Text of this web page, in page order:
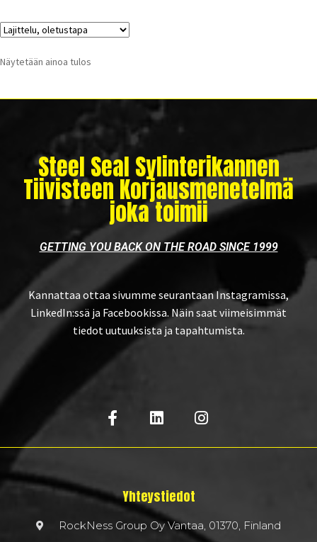
Näytetään ainoa tulos
Steel Seal Sylinterikannen
Tiivisteen Korjausmenetelmä
joka toimii
GETTING YOU BACK ON THE ROAD SINCE 1999
Kannattaa ottaa sivumme seurantaan Instagramissa,
LinkedIn:ssä ja Facebookissa. Näin saat viimeisimmät
tiedot uutuuksista ja tapahtumista.
Yhteystiedot
RockNess Group Oy Vantaa, 01370, Finland